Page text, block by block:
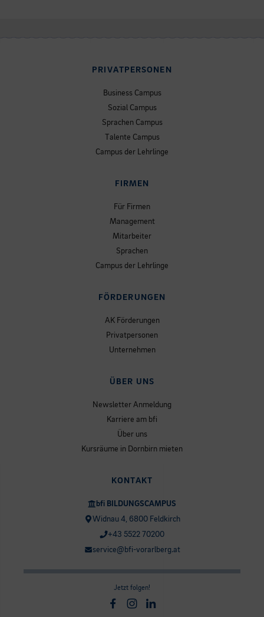
PRIVATPERSONEN
Business Campus
Sozial Campus
Sprachen Campus
Talente Campus
Campus der Lehrlinge
FIRMEN
Für Firmen
Management
Mitarbeiter
Sprachen
Campus der Lehrlinge
FÖRDERUNGEN
AK Förderungen
Privatpersonen
Unternehmen
ÜBER UNS
Newsletter Anmeldung
Karriere am bfi
Über uns
Kursräume in Dornbirn mieten
KONTAKT
bfi BILDUNGSCAMPUS
Widnau 4, 6800 Feldkirch
+43 5522 70200
service@bfi-vorarlberg.at
Jetzt folgen!
Facebook
Instagram
Linkedin